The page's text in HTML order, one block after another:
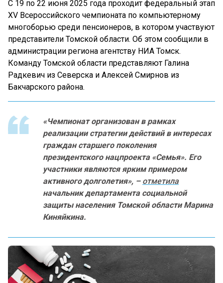
С 19 по 22 июня 2025 года проходит федеральный этап
XV Всероссийского чемпионата по компьютерному
многоборью среди пенсионеров, в котором участвуют
представители Томской области. Об этом сообщили в
администрации региона агентству НИА Томск.
Команду Томской области представляют Галина
Радкевич из Северска и Алексей Смирнов из
Бакчарского района.
«Чемпионат организован в рамках
реализации стратегии действий в интересах
граждан старшего поколения
президентского нацпроекта «Семья». Его
участники являются ярким примером
активного долголетия», – отметила
начальник департамента социальной
защиты населения Томской области Марина
Киняйкина.